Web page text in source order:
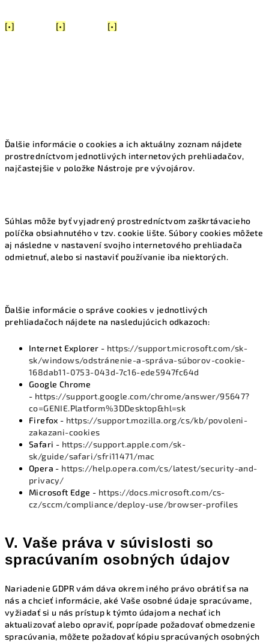
[•] [•] [•]
Ďalšie informácie o cookies a ich aktuálny zoznam nájdete
prostredníctvom jednotlivých internetových prehliadačov,
najčastejšie v položke Nástroje pre vývojárov.
Súhlas môže byť vyjadrený prostredníctvom zaškrtávacieho
políčka obsiahnutého v tzv. cookie lište. Súbory cookies môžete
aj následne v nastavení svojho internetového prehliadača
odmietnuť, alebo si nastaviť používanie iba niektorých.
Ďalšie informácie o správe cookies v jednotlivých
prehliadačoch nájdete na nasledujúcich odkazoch:
Internet Explorer - https://support.microsoft.com/sk-
sk/windows/odstránenie-a-správa-súborov-cookie-
168dab11-0753-043d-7c16-ede5947fc64d
Google Chrome
- https://support.google.com/chrome/answer/95647?
co=GENIE.Platform%3DDesktop&hl=sk
Firefox - https://support.mozilla.org/cs/kb/povoleni-
zakazani-cookies
Safari - https://support.apple.com/sk-
sk/guide/safari/sfri11471/mac
Opera - https://help.opera.com/cs/latest/security-and-
privacy/
Microsoft Edge - https://docs.microsoft.com/cs-
cz/sccm/compliance/deploy-use/browser-profiles
V. Vaše práva v súvislosti so
spracúvaním osobných údajov
Nariadenie GDPR vám dáva okrem iného právo obrátiť sa na
nás a chcieť informácie, aké Vaše osobné údaje spracúvame,
vyžiadať si u nás prístup k týmto údajom a nechať ich
aktualizovať alebo opraviť, poprípade požadovať obmedzenie
spracúvania, môžete požadovať kópiu spracúvaných osobných